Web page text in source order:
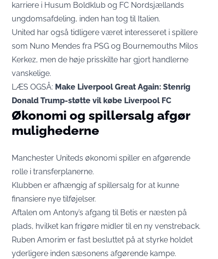
karriere i Husum Boldklub og FC Nordsjællands
ungdomsafdeling, inden han tog til Italien.
United har også tidligere været interesseret i spillere
som Nuno Mendes fra PSG og Bournemouths Milos
Kerkez, men de høje prisskilte har gjort handlerne
vanskelige.
LÆS OGSÅ: Make Liverpool Great Again: Stenrig
Donald Trump-støtte vil købe Liverpool FC
Økonomi og spillersalg afgør
mulighederne
Manchester Uniteds økonomi spiller en afgørende
rolle i transferplanerne.
Klubben er afhængig af spillersalg for at kunne
finansiere nye tilføjelser.
Aftalen om Antony’s afgang til Betis er næsten på
plads, hvilket kan frigøre midler til en ny venstreback.
Ruben Amorim er fast besluttet på at styrke holdet
yderligere inden sæsonens afgørende kampe.